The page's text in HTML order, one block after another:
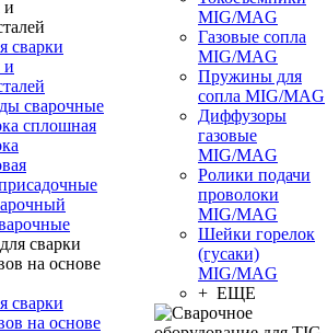
сварки
и
сварочные
сплошная
сварки
на основе
MIG/MAG
Газовые сопла
MIG/MAG
Пружины для
сопла MIG/MAG
Диффузоры
газовые
MIG/MAG
Ролики подачи
проволоки
MIG/MAG
Шейки горелок
(гусаки)
MIG/MAG
+ ЕЩЕ